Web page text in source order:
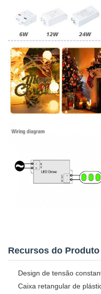
Recursos do Produto
Design de tensão
Caixa retangular de